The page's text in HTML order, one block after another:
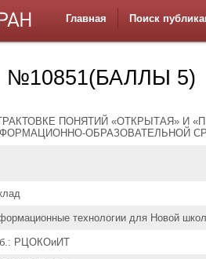
Главная Поиск
№10851(БАЛЛЫ 5)
ПОНЯТИЙ «ОТКРЫТАЯ» И
ОБРАЗОВАТЕЛЬНОЙ
технологии для Новой
РЦОКОиИТ